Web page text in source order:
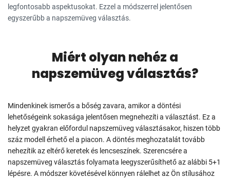
legfontosabb aspektusokat. Ezzel a módszerrel jelentősen
egyszerűbb a napszemüveg választás.
Miért olyan nehéz a
napszemüveg választás?
Mindenkinek ismerős a bőség zavara, amikor a döntési
lehetőségeink sokasága jelentősen megnehezíti a választást. Ez a
helyzet gyakran előfordul napszemüveg választásakor, hiszen több
száz modell érhető el a piacon. A döntés meghozatalát tovább
nehezítik az eltérő keretek és lencseszínek. Szerencsére a
napszemüveg választás folyamata leegyszerűsíthető az alábbi 5+1
lépésre. A módszer követésével könnyen rálelhet az Ön stílusához